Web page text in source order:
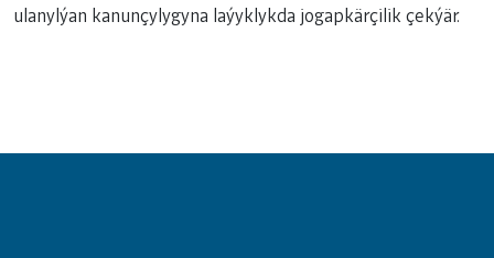
ulanylýan kanunçylygyna laýyklykda jogapkärçilik çekýär.